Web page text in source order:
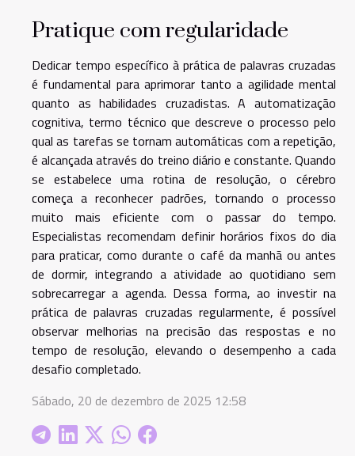
Pratique com regularidade
Dedicar tempo específico à prática de palavras cruzadas
é fundamental para aprimorar tanto a agilidade mental
quanto as habilidades cruzadistas. A automatização
cognitiva, termo técnico que descreve o processo pelo
qual as tarefas se tornam automáticas com a repetição,
é alcançada através do treino diário e constante. Quando
se estabelece uma rotina de resolução, o cérebro
começa a reconhecer padrões, tornando o processo
muito mais eficiente com o passar do tempo.
Especialistas recomendam definir horários fixos do dia
para praticar, como durante o café da manhã ou antes
de dormir, integrando a atividade ao quotidiano sem
sobrecarregar a agenda. Dessa forma, ao investir na
prática de palavras cruzadas regularmente, é possível
observar melhorias na precisão das respostas e no
tempo de resolução, elevando o desempenho a cada
desafio completado.
Sábado, 20 de dezembro de 2025 12:58